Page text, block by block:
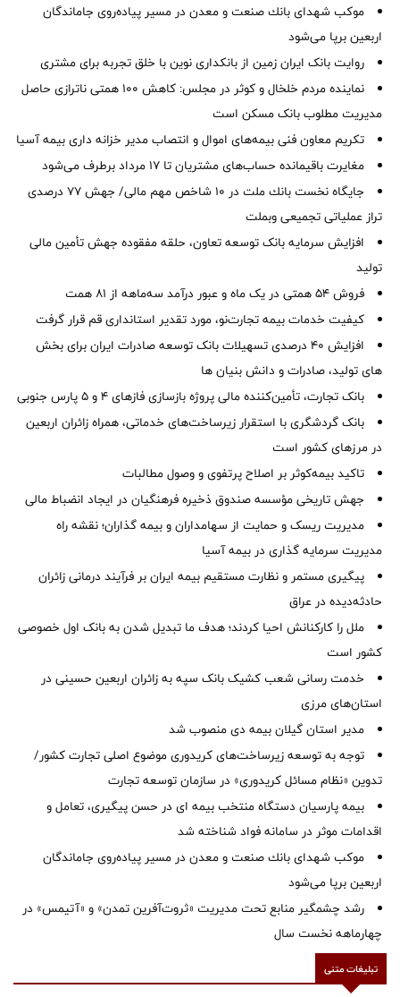
موكب شهدای بانك صنعت و معدن در مسیر پیاده‌روی جاماندگان
اربعین برپا می‌شود
روایت بانک ایران زمین از بانکداری نوین با خلق تجربه برای مشتری
نماینده مردم خلخال و کوثر در مجلس: کاهش ۱۰۰ همتی ناترازی حاصل
مدیریت مطلوب بانک مسکن است
تکریم معاون فنی بیمه‌های اموال و انتصاب مدیر خزانه داری بیمه آسیا
مغایرت‌ باقیمانده حساب‌های مشتریان تا ۱۷ مرداد برطرف می‌شود
جایگاه نخست بانك ملت در 10 شاخص مهم مالی/ جهش 77 درصدی
تراز عملیاتی تجمیعی وبملت
افزایش سرمایه بانک توسعه تعاون، حلقه مفقوده جهش تأمین مالی
تولید
فروش 54 همتی در یک ماه و عبور درآمد سه‌ماهه از 81 همت
کیفیت خدمات بیمه تجارت‌نو، مورد تقدیر استانداری قم قرار گرفت
افزایش 40 درصدی تسهیلات بانک توسعه صادرات ایران برای بخش
های تولید، صادرات و دانش بنیان ها
بانک تجارت، تأمین‌کننده مالی پروژه بازسازی فازهای ۴ و ۵ پارس جنوبی
بانک گردشگری با استقرار زیرساخت‌های خدماتی، همراه زائران اربعین
در مرزهای کشور است
تاکید بیمه‌کوثر بر اصلاح پرتفوی و وصول مطالبات ‌
جهش تاریخی مؤسسه صندوق ذخیره فرهنگیان در ایجاد انضباط مالی
مدیریت ریسک و حمایت از سهامداران و بیمه گذاران؛ نقشه راه
مدیریت سرمایه گذاری در بیمه آسیا
پیگیری مستمر و نظارت مستقیم بیمه ایران بر فرآیند درمانی زائران
حادثه‌دیده در عراق
ملل را کارکنانش احیا کردند؛ هدف ما تبدیل شدن به بانک اول خصوصی
کشور است
خدمت رسانی شعب کشیک بانک سپه به زائران اربعین حسینی در
استان‌‌های مرزی
‌مدیر استان گیلان بیمه دی منصوب شد
توجه به توسعه زیرساخت‌های کریدوری موضوع اصلی تجارت کشور/
تدوین «نظام مسائل کریدوری» در سازمان توسعه تجارت
بیمه پارسیان دستگاه منتخب بیمه ای در حسن پیگیری، تعامل و
اقدامات موثر در سامانه فواد شناخته شد
موكب شهدای بانك صنعت و معدن در مسیر پیاده‌روی جاماندگان
اربعین برپا می‌شود
رشد چشمگیر منابع تحت مدیریت «ثروت‌آفرین تمدن» و «آتیمس» در
چهارماهه نخست سال
تبلیغات متنی